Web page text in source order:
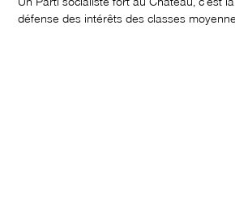
défense des intérêts des classes